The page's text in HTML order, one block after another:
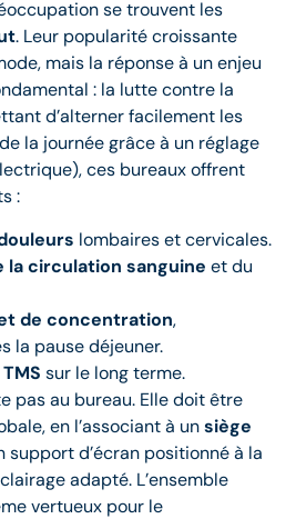
se trouvent les
. Leur popularité croissante
mais la réponse à un enjeu
: la lutte contre la
d’alterner facilement les
la journée grâce à un réglage
ces bureaux offrent
:
lombaires et cervicales.
la circulation sanguine et du
de concentration,
la pause déjeuner.
sur le long terme.
pas au bureau. Elle doit être
en l’associant à unsiège
support d’écran positionné à la
adapté. L’ensemble
vertueux pour le